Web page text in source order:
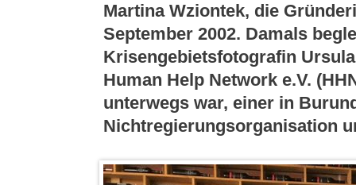
Martina Wziontek, die
September 2002. Damals
Krisengebietsfotografin
Human Help Network e.V.
unterwegs war, einer in
Nichtregierungsorganisation